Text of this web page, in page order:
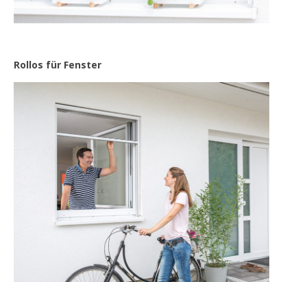
Rollos für Fenster